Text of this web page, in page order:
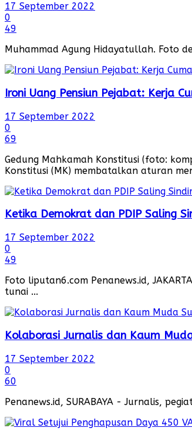
17 September 2022
0
49
Muhammad Agung Hidayatullah. Foto
Ironi Uang Pensiun Pejabat: Kerja
17 September 2022
0
69
Gedung Mahkamah Konstitusi (foto:
Konstitusi (MK) membatalkan aturan
Ketika Demokrat dan PDIP Saling
17 September 2022
0
49
Foto liputan6.com Penanews.id,
tunai ...
Kolaborasi Jurnalis dan Kaum
17 September 2022
0
60
Penanews.id, SURABAYA - Jurnalis,